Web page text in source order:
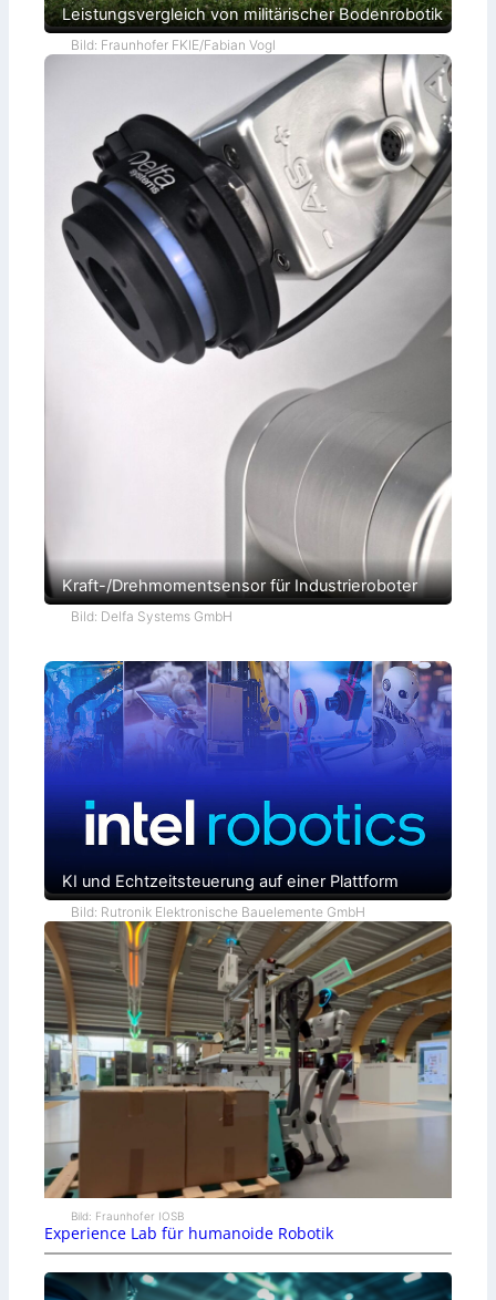
Leistungsvergleich von militärischer Bodenrobotik
Bild: Fraunhofer FKIE/Fabian Vogl
Kraft-/Drehmomentsensor für Industrieroboter
Bild: Delfa Systems GmbH
KI und Echtzeitsteuerung auf einer Plattform
Bild: Rutronik Elektronische Bauelemente GmbH
Bild: Fraunhofer IOSB
Experience Lab für humanoide Robotik